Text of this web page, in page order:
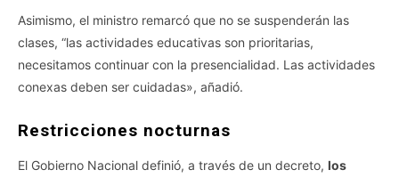
Asimismo, el ministro remarcó que no se suspenderán las
clases, “las actividades educativas son prioritarias,
necesitamos continuar con la presencialidad. Las actividades
conexas deben ser cuidadas», añadió.
Restricciones nocturnas
El Gobierno Nacional definió, a través de un decreto, los